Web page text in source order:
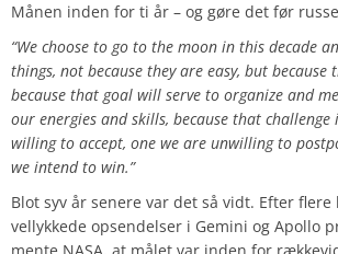
Månen inden for ti år – og gøre det før
“We choose to go to the moon in this decade
things, not because they are easy, but because
because that goal will serve to organize and
our energies and skills, because that
willing to accept, one we are unwilling to
we intend to win.”
Blot syv år senere var det så vidt. Efter
vellykkede opsendelser i Gemini og Apollo